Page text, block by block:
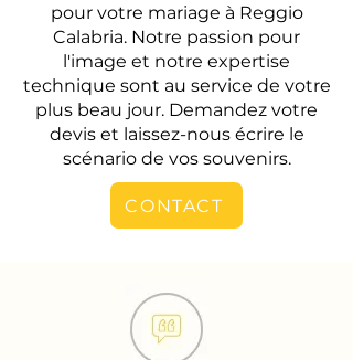
pour votre mariage à Reggio
Calabria. Notre passion pour
l'image et notre expertise
technique sont au service de votre
plus beau jour. Demandez votre
devis et laissez-nous écrire le
scénario de vos souvenirs.
CONTACT